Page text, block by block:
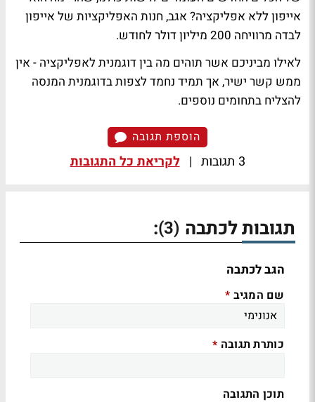
אייפון ללא אפליקציה? אגב, חנות האפליקציות של אייפון
לבדה מרוויחה 200 מיליון דולר לחודש.
לאילו מביניכם אשר תוהים מה בין דוגמנית לאפליקציה - אין
ממש קשר ישיר, אך תמיד נחמד לצפות בדוגמנית המנסה
להצליח בתחומים נוספים.
הוספת תגובה
3 תגובות | לקריאת כל התגובות
תגובות לכתבה (3)
:
הגב לכתבה
שם המגיב *
כותרת תגובה *
תוכן התגובה